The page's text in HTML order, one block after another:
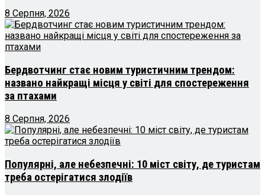
8 Серпня, 2026
Бердвотчинг стає новим туристичним трендом:
названо найкращі місця у світі для спостереження
за птахами
8 Серпня, 2026
Популярні, але небезпечні: 10 міст світу, де туристам
треба остерігатися злодіїв